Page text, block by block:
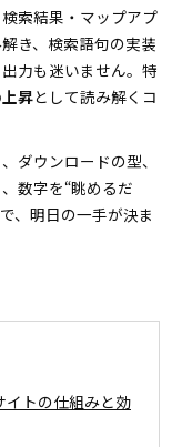
索結果・マップアプ
き、検索語句の実装
力も迷いません。特
昇として読み解くコ
ダウンロードの型、
数字を“眺めるだ
、明日の一手が決ま
トの仕組みと効